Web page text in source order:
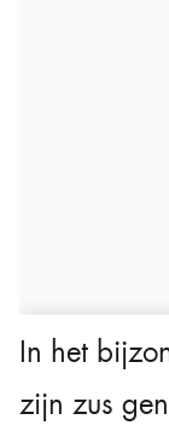
In het
zijn zus